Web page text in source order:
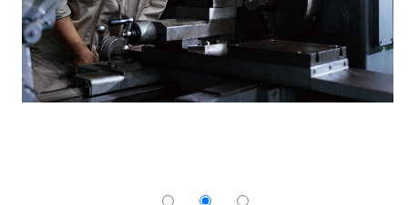
よくあるご質問
English